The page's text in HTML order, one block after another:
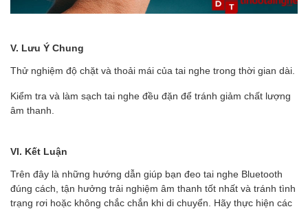
V. Lưu Ý Chung
Thử nghiệm độ chặt và thoải mái của tai nghe trong thời gian dài.
Kiểm tra và làm sạch tai nghe đều đặn để tránh giảm chất lượng
âm thanh.
VI. Kết Luận
Trên đây là những hướng dẫn giúp bạn đeo tai nghe Bluetooth
đúng cách, tận hưởng trải nghiệm âm thanh tốt nhất và tránh tình
trạng rơi hoặc không chắc chắn khi di chuyển. Hãy thực hiện các